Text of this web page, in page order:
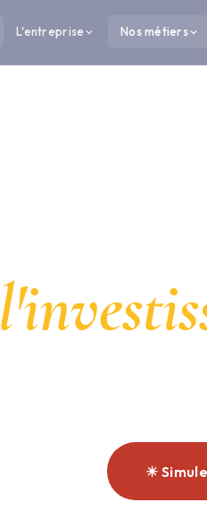
L'entreprise Nos métiers
☀